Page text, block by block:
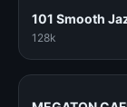
101 Smooth
128k